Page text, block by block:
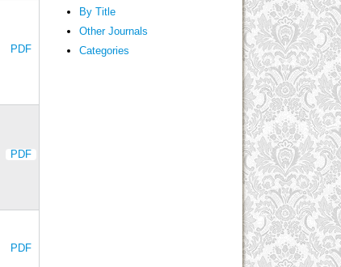
By Title
Other Journals
Categories
PDF
PDF
PDF